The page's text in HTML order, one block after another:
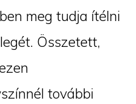
meg tudja ítélni
Összetett,
további